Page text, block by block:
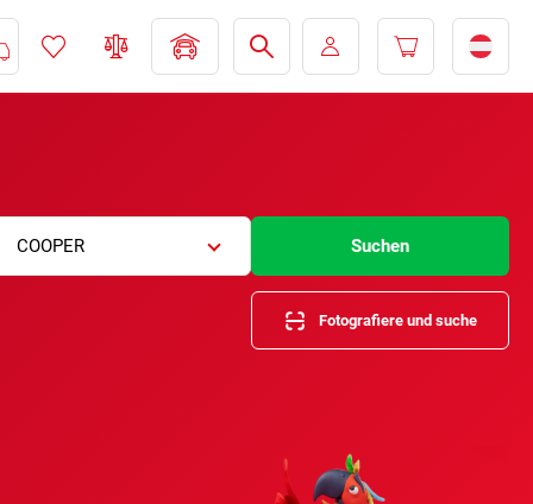
COOPER Suchen
Fotografiere und suche